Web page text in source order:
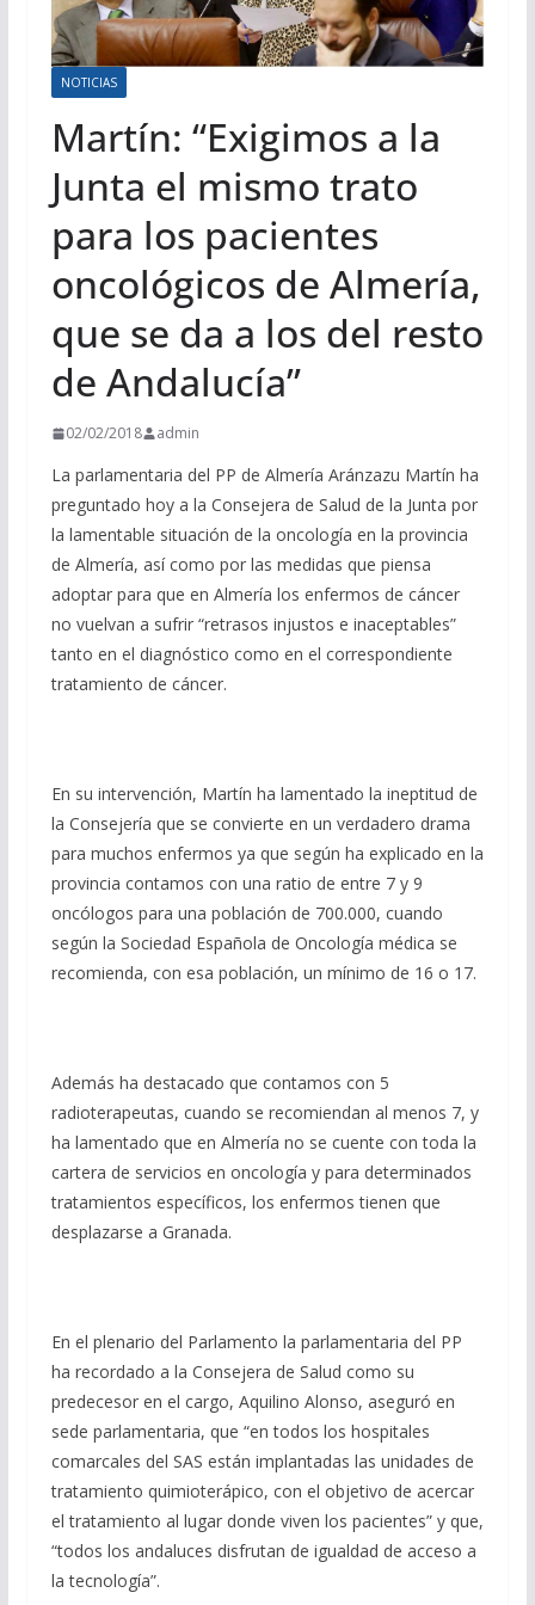
NOTICIAS
Martín: “Exigimos a la
Junta el mismo trato
para los pacientes
oncológicos de Almería,
que se da a los del resto
de Andalucía”
02/02/2018 admin
La parlamentaria del PP de Almería Aránzazu Martín ha
preguntado hoy a la Consejera de Salud de la Junta por
la lamentable situación de la oncología en la provincia
de Almería, así como por las medidas que piensa
adoptar para que en Almería los enfermos de cáncer
no vuelvan a sufrir “retrasos injustos e inaceptables”
tanto en el diagnóstico como en el correspondiente
tratamiento de cáncer.
En su intervención, Martín ha lamentado la ineptitud de
la Consejería que se convierte en un verdadero drama
para muchos enfermos ya que según ha explicado en la
provincia contamos con una ratio de entre 7 y 9
oncólogos para una población de 700.000, cuando
según la Sociedad Española de Oncología médica se
recomienda, con esa población, un mínimo de 16 o 17.
Además ha destacado que contamos con 5
radioterapeutas, cuando se recomiendan al menos 7, y
ha lamentado que en Almería no se cuente con toda la
cartera de servicios en oncología y para determinados
tratamientos específicos, los enfermos tienen que
desplazarse a Granada.
En el plenario del Parlamento la parlamentaria del PP
ha recordado a la Consejera de Salud como su
predecesor en el cargo, Aquilino Alonso, aseguró en
sede parlamentaria, que “en todos los hospitales
comarcales del SAS están implantadas las unidades de
tratamiento quimioterápico, con el objetivo de acercar
el tratamiento al lugar donde viven los pacientes” y que,
“todos los andaluces disfrutan de igualdad de acceso a
la tecnología”.